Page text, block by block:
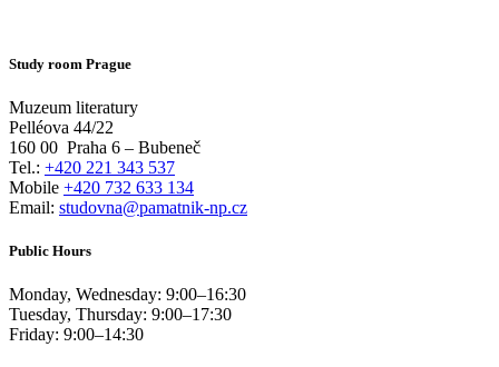
Study room Prague
Muzeum literatury
Pelléova 44/22
160 00 Praha 6 – Bubeneč
Tel.: +420 221 343 537
Mobile +420 732 633 134
Email: studovna@pamatnik-np.cz
Public Hours
Monday, Wednesday: 9:00–16:30
Tuesday, Thursday: 9:00–17:30
Friday: 9:00–14:30